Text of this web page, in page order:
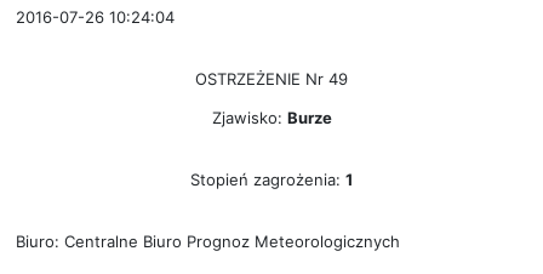
2016-07-26 10:24:04
OSTRZEŻENIE Nr 49
Zjawisko: Burze
Stopień zagrożenia: 1
Biuro: Centralne Biuro Prognoz Meteorologicznych